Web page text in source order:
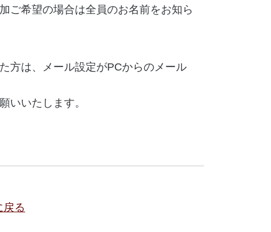
ご希望の場合は全員のお名前をお知ら
方は、メール設定がPCからのメール
いいたします。
戻る